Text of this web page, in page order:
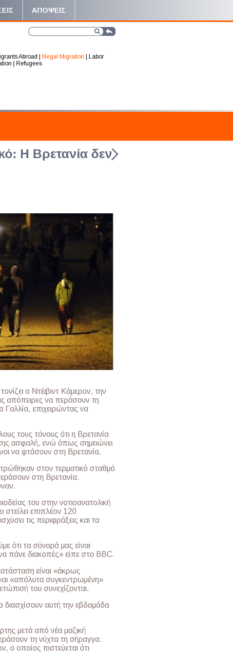
ΑΠΟΨΕΙΣ
Abroad Illegal Migration
Labor
Refugees
Η Βρετανία δεν
ο Ντέιβιντ Κάμερον, την
απόπειρες να περάσουν τη
επιχειρώντας να
τους τόνους ότι η Βρετανία
ασφαλή, ενώ όπως σημειώνει
να φτάσουν στη Βρετανία.
στον τερματικό σταθμό
στη Βρετανία.
του στην νοτιοανατολική
στείλει επιπλέον 120
τις περιφράξεις και τα
ότι τα σύνορά μας είναι
πάνε διακοπές» είπε στο BBC.
είναι «άκρως
«απόλυτα συγκεντρωμένη»
του συνεχίζονται.
αυτή την εβδομάδα
μετά από νέα μαζική
τη νύχτα τη σήραγγα.
ο οποίος πιστεύεται ότι